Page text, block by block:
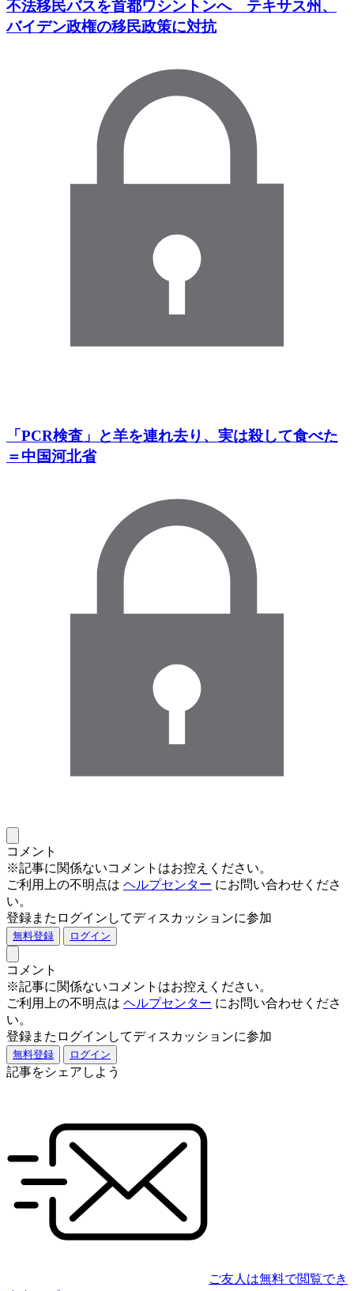
不法移民バスを首都ワシントンへ テキサス州、
バイデン政権の移民政策に対抗
「PCR検査」と羊を連れ去り、実は殺して食べた
＝中国河北省
コメント
※記事に関係ないコメントはお控えください。
ご利用上の不明点は ヘルプセンター にお問い合わせくださ
い。
登録またログインしてディスカッションに参加
無料登録 ログイン
コメント
※記事に関係ないコメントはお控えください。
ご利用上の不明点は ヘルプセンター にお問い合わせくださ
い。
登録またログインしてディスカッションに参加
無料登録 ログイン
記事をシェアしよう
ご友人は無料で閲覧でき